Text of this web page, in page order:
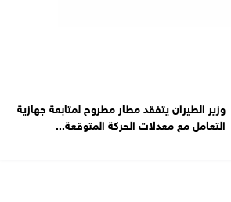
وزير الطيران يتفقد مطار مطروح لمتابعة جهازية
التعامل مع معدلات الحركة المتوقعة...